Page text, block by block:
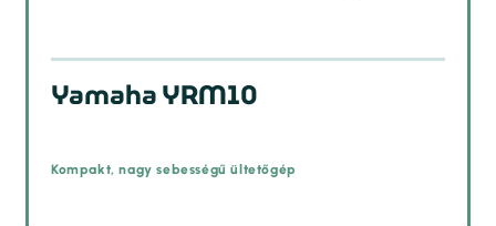
Yamaha YRM10
Kompakt, nagy sebességű ültetőgép